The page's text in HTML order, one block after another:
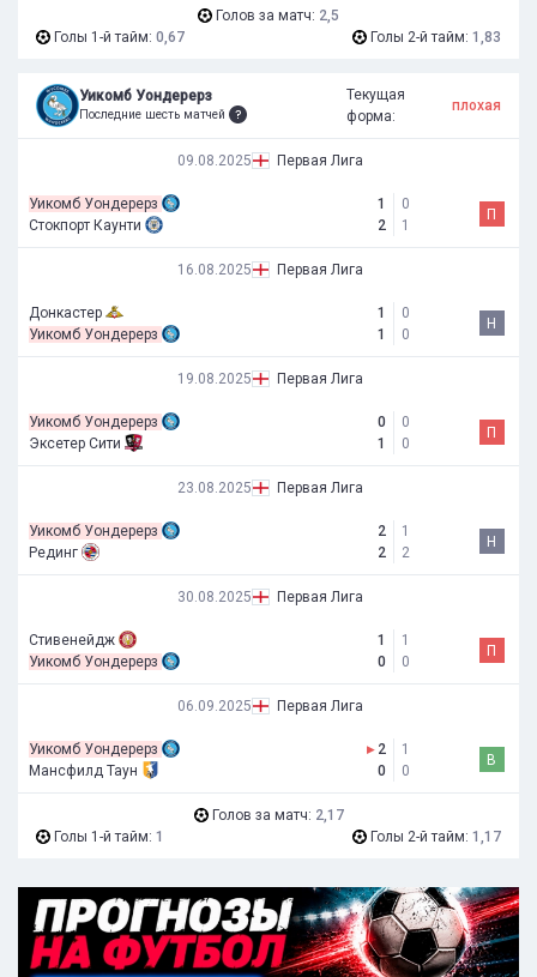
Голов за матч: 2,5
Голы 1-й тайм: 0,67 Голы 2-й тайм: 1,83
Уикомб Уондерерз
Последние шесть матчей
Текущая
форма:
плохая
09.08.2025 Первая Лига
Уикомб Уондерерз
Стокпорт Каунти
1
2
0
1
П
16.08.2025 Первая Лига
Донкастер
Уикомб Уондерерз
1
1
0
0
Н
19.08.2025 Первая Лига
Уикомб Уондерерз
Эксетер Сити
0
1
0
0
П
23.08.2025 Первая Лига
Уикомб Уондерерз
Рединг
2
2
1
2
Н
30.08.2025 Первая Лига
Стивенейдж
Уикомб Уондерерз
1
0
1
0
П
06.09.2025 Первая Лига
Уикомб Уондерерз
Мансфилд Таун
▸ 2
0
1
0
В
Голов за матч: 2,17
Голы 1-й тайм: 1 Голы 2-й тайм: 1,17